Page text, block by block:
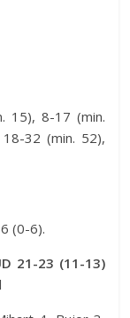
15), 8-17 (min.
32 (min. 52),
(0-6).
21-23 (11-13)